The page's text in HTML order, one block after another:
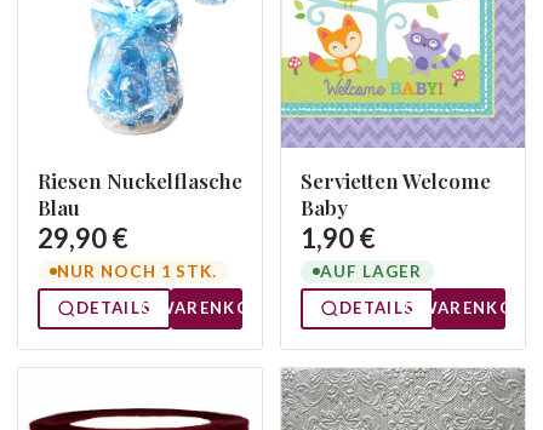
Riesen Nuckelflasche
Blau
29,90 €
NUR NOCH 1 STK.
DETAILS
WARENKORB
Servietten Welcome
Baby
1,90 €
AUF LAGER
DETAILS
WARENKORB